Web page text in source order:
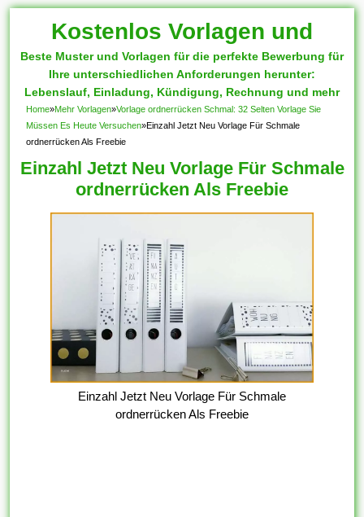
Kostenlos Vorlagen und
Muster
Beste Muster und Vorlagen für die perfekte Bewerbung für
Ihre unterschiedlichen Anforderungen herunter:
Lebenslauf, Einladung, Kündigung, Rechnung und mehr
Home»Mehr Vorlagen»Vorlage ordnerrücken Schmal: 32 Selten Vorlage Sie
Müssen Es Heute Versuchen»Einzahl Jetzt Neu Vorlage Für Schmale
ordnerrücken Als Freebie
Einzahl Jetzt Neu Vorlage Für Schmale
ordnerrücken Als Freebie
Einzahl Jetzt Neu Vorlage Für Schmale
ordnerrücken Als Freebie